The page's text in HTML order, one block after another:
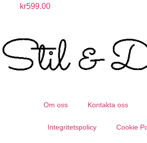
kr599.00
Om oss Kontakta oss
Integritetspolicy Cookie